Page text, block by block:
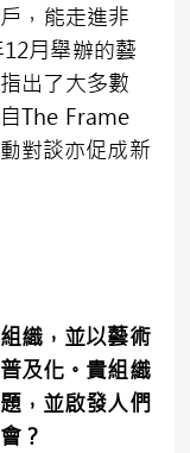
，能走進非
月舉辦的藝
出了大多數
The Frame
對談亦促成新
織，並以藝術
及化。貴組織
，並啟發人們
？